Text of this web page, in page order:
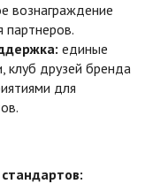
вознаграждение
единые
клуб друзей бренда
для